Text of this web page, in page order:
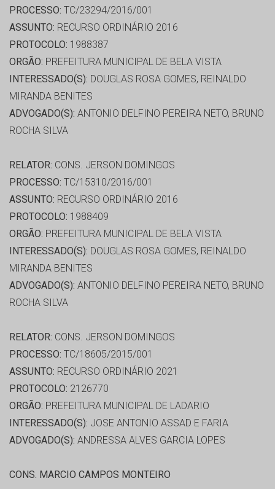
PROCESSO: TC/23294/2016/001
ASSUNTO: RECURSO ORDINÁRIO 2016
PROTOCOLO: 1988387
ORGÃO: PREFEITURA MUNICIPAL DE BELA VISTA
INTERESSADO(S): DOUGLAS ROSA GOMES, REINALDO
MIRANDA BENITES
ADVOGADO(S): ANTONIO DELFINO PEREIRA NETO, BRUNO
ROCHA SILVA
RELATOR: CONS. JERSON DOMINGOS
PROCESSO: TC/15310/2016/001
ASSUNTO: RECURSO ORDINÁRIO 2016
PROTOCOLO: 1988409
ORGÃO: PREFEITURA MUNICIPAL DE BELA VISTA
INTERESSADO(S): DOUGLAS ROSA GOMES, REINALDO
MIRANDA BENITES
ADVOGADO(S): ANTONIO DELFINO PEREIRA NETO, BRUNO
ROCHA SILVA
RELATOR: CONS. JERSON DOMINGOS
PROCESSO: TC/18605/2015/001
ASSUNTO: RECURSO ORDINÁRIO 2021
PROTOCOLO: 2126770
ORGÃO: PREFEITURA MUNICIPAL DE LADARIO
INTERESSADO(S): JOSE ANTONIO ASSAD E FARIA
ADVOGADO(S): ANDRESSA ALVES GARCIA LOPES
CONS. MARCIO CAMPOS MONTEIRO